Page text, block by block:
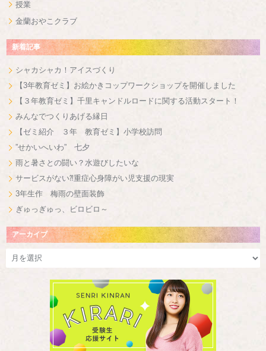
授業
金蘭おやこクラブ
新着記事
シャカシャカ！アイスづくり
【3年教育ゼミ】お絵かきコップワークショップを開催しました
【３年教育ゼミ】千里キャンドルロードに関する活動スタート！
みんなでつくりあげる縁日
【ゼミ紹介 ３年 教育ゼミ】小学校訪問
”せかいへいわ” 七夕
雨と暑さとの闘い？水遊びしたいな
サービスがない⁈重症心身障がい児支援の現実
3年生作 梅雨の壁面装飾
ぎゅっぎゅっ、ビロビロ～
アーカイブ